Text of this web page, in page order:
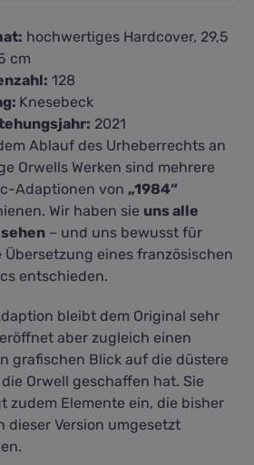
hochwertiges Hardcover, 29,5
cm
128
Knesebeck
2021
Ablauf des Urheberrechts an
Orwells Werken sind mehrere
Adaptionen von„1984“
Wir haben sie uns alle
– und uns bewusst für
Übersetzung eines französischen
entschieden.
bleibt dem Original sehr
aber zugleich einen
grafischen Blick auf die düstere
die Orwell geschaffen hat. Sie
zudem Elemente ein, die bisher
dieser Version umgesetzt